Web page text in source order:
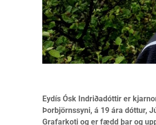
Eydís Ósk Indriðadóttir er
Þorbjörnssyni, á 19 ára dóttur,
Grafarkoti og er fædd þar og